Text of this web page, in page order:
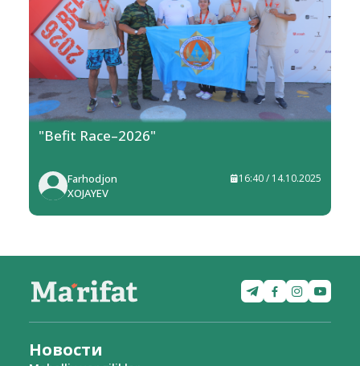
"Befit Race–2026"
Farhodjon
XOJAYEV
16:40 / 14.10.2025
Новости